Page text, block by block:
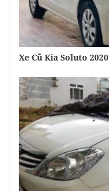
Xe Cũ Kia Soluto 2020